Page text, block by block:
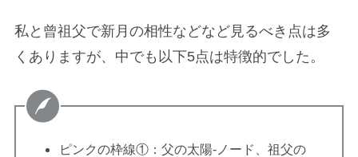
私と曾祖父で新月の相性などなど見るべき点は多
くありますが、中でも以下5点は特徴的でした。
ピンクの枠線①：父の太陽-ノード、祖父の